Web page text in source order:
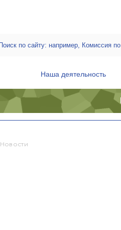
Наша деятельность
Новости